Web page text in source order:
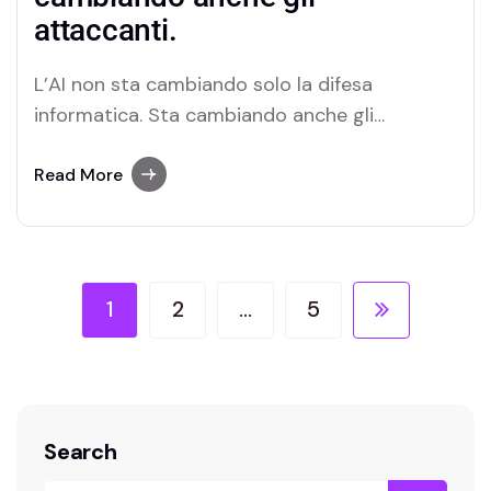
attaccanti.
L’AI non sta cambiando solo la difesa
informatica. Sta cambiando anche gli
che viene descritto come il primo caso di
il continuo intervento umano.…
Read More
1 2 … 5
Search